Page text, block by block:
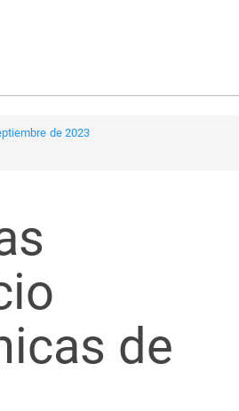
de 2023
de